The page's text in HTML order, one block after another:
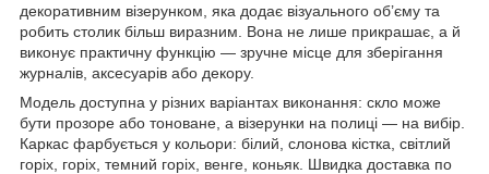
декоративним візерунком, яка додає візуального об’єму та
робить столик більш виразним. Вона не лише прикрашає, а й
виконує практичну функцію — зручне місце для зберігання
журналів, аксесуарів або декору.
Модель доступна у різних варіантах виконання: скло може
бути прозоре або тоноване, а візерунки на полиці — на вибір.
Каркас фарбується у кольори: білий, слонова кістка, світлий
горіх, горіх, темний горіх, венге, коньяк. Швидка доставка по